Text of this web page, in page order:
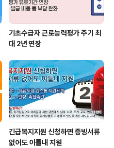
기초수급자 근로능력평가 주기 최
대 2년 연장
긴급복지지원 신청하면 증빙서류
없어도 이틀내 지원